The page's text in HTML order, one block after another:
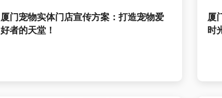
厦门宠物实体门店宣传方案：打造宠物爱
好者的天堂！
厦
时